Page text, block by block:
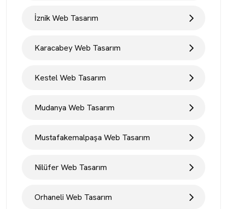
İznik Web Tasarım
Karacabey Web Tasarım
Kestel Web Tasarım
Mudanya Web Tasarım
Mustafakemalpaşa Web Tasarım
Nilüfer Web Tasarım
Orhaneli Web Tasarım